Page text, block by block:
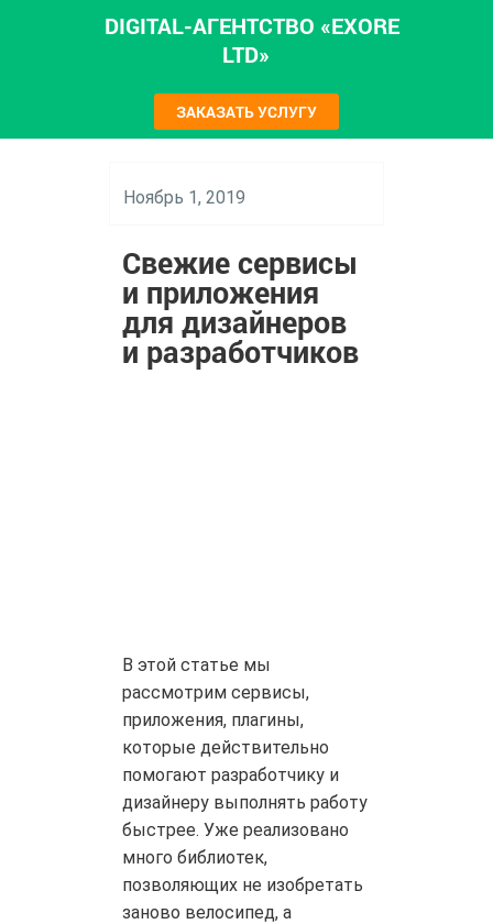
DIGITAL-АГЕНТСТВО «EXORE
LTD»
ЗАКАЗАТЬ УСЛУГУ
Ноябрь 1, 2019
Свежие сервисы
и приложения
для дизайнеров
и разработчиков
В этой статье мы
рассмотрим сервисы,
приложения, плагины,
которые действительно
помогают разработчику и
дизайнеру выполнять работу
быстрее. Уже реализовано
много библиотек,
позволяющих не изобретать
заново велосипед, а